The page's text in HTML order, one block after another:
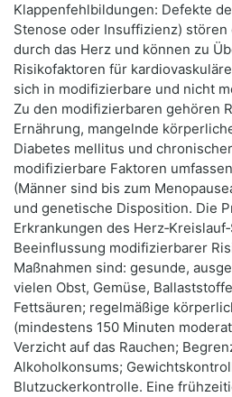
Klappenfehlbildungen: Defekte
Stenose oder Insuffizienz)
durch das Herz und können zu
Risikofaktoren für
sich in modifizierbare und nicht
Zu den modifizierbaren gehören
Ernährung, mangelnde
Diabetes mellitus und
modifizierbare Faktoren
(Männer sind bis zum
und genetische Disposition. Die
Erkrankungen des
Beeinflussung modifizierbarer
Maßnahmen sind: gesunde,
vielen Obst, Gemüse,
Fettsäuren; regelmäßige
(mindestens 150 Minuten
Verzicht auf das Rauchen;
Alkoholkonsums;
Blutzuckerkontrolle. Eine